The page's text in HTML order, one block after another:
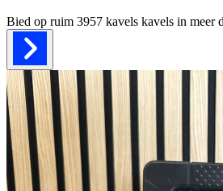
Bied op ruim 3957 kavels kavels in meer